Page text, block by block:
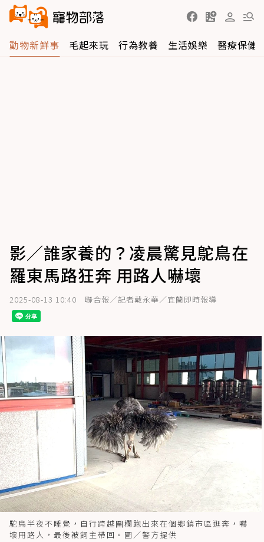
動物新鮮事 毛起來玩 行為教養 生活娛樂 醫療保健
影／誰家養的？凌晨驚見鴕鳥在
羅東馬路狂奔 用路人嚇壞
2025-08-13 10:40 聯合報／記者戴永華／宜蘭即時報導
駝鳥半夜不睡覺，自行跨越圍欄跑出來在個鄉鎮市區逛奔，嚇
壞用路人，最後被飼主帶回。圖／警方提供